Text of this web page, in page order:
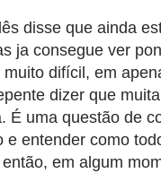
disse que ainda
ja consegue ver
muito difícil, em
dizer que
É uma questão de
e entender como
em algum